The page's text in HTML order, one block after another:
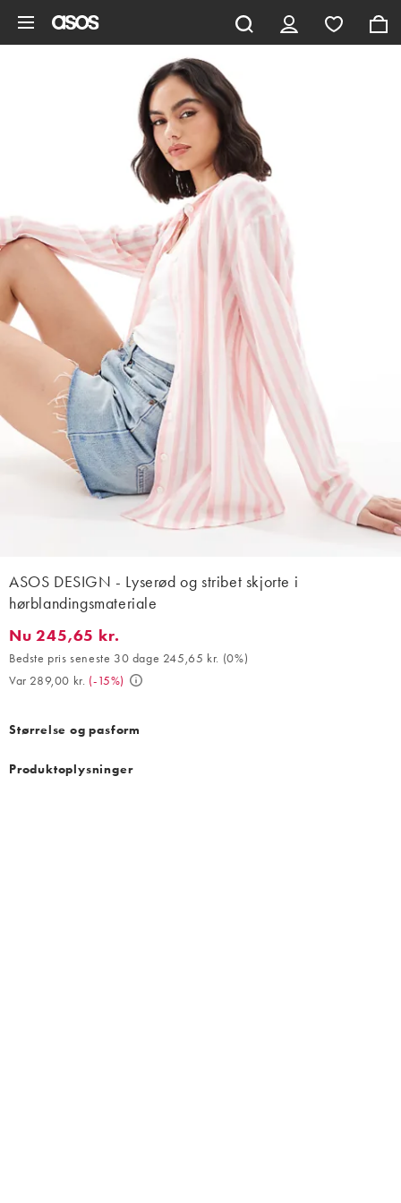
ASOS DESIGN - Lyserød og stribet skjorte i
hørblandingsmateriale
Nu 245,65 kr.. Bedste pris seneste 30 dage 245,65 kr. (0%).
Nu 245,65 kr.
Bedste pris seneste 30 dage 245,65 kr. (0%)
Var 289,00 kr. (-15%)
Størrelse og pasform
Produktoplysninger